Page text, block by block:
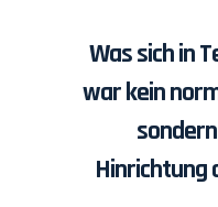
Was sich in
war kein
Hinrichtung